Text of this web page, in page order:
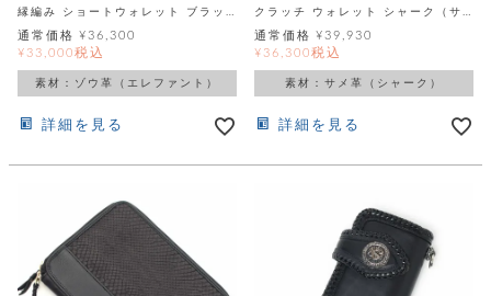
通常価格 ¥36,300
¥ 33,000税込
素材：ゾウ革（エレファント）
詳細を見る
通常価格 ¥39,930
¥ 36,300税込
素材：サメ革（シャーク）
詳細を見る